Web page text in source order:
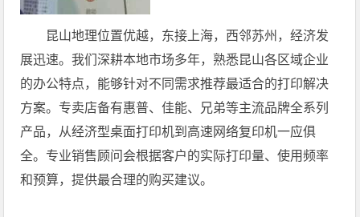
昆山地理位置优越，东接上海，西邻苏州，经济发
展迅速。我们深耕本地市场多年，熟悉昆山各区域企业
的办公特点，能够针对不同需求推荐最适合的打印解决
方案。专卖店备有惠普、佳能、兄弟等主流品牌全系列
产品，从经济型桌面打印机到高速网络复印机一应俱
全。专业销售顾问会根据客户的实际打印量、使用频率
和预算，提供最合理的购买建议。